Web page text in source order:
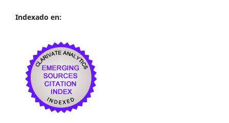
Indexado en: